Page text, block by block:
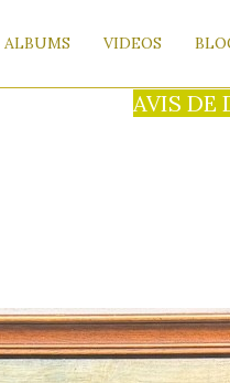
AVIS DE
ALBUMS VIDEOS